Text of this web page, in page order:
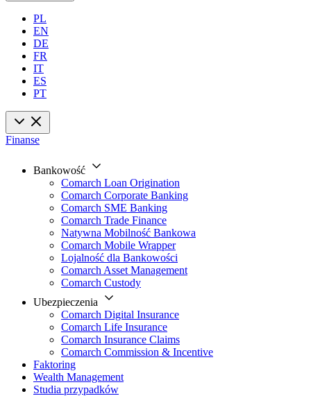
PL
EN
DE
FR
IT
ES
PT
Finanse
Bankowość
Comarch Loan Origination
Comarch Corporate Banking
Comarch SME Banking
Comarch Trade Finance
Natywna Mobilność Bankowa
Comarch Mobile Wrapper
Lojalność dla Bankowości
Comarch Asset Management
Comarch Custody
Ubezpieczenia
Comarch Digital Insurance
Comarch Life Insurance
Comarch Insurance Claims
Comarch Commission & Incentive
Faktoring
Wealth Management
Studia przypadków